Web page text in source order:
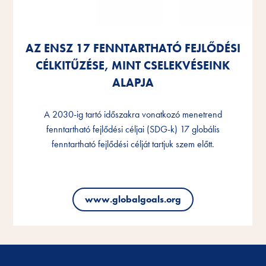
AZ ENSZ 17 FENNTARTHATÓ FEJLŐDÉSI
CÉLKITŰZÉSE, MINT CSELEKVÉSEINK
ALAPJA
A 2030-ig tartó időszakra vonatkozó menetrend
fenntartható fejlődési céljai (SDG-k) 17 globális
fenntartható fejlődési célját tartjuk szem előtt.
www.globalgoals.org
AZ ENSZ 17 FENNTARTHATÓ FEJLŐDÉSI
CÉLKITŰZÉSE, MINT CSELEKVÉSEINK
ALAPJA
A 2030-ig tartó időszakra vonatkozó menetrend
fenntartható fejlődési céljai (SDG-k) 17 globális
fenntartható fejlődési célját tartjuk szem előtt.
www.globalgoals.org
AZ ENSZ 17 FENNTARTHATÓ FEJLŐDÉSI
CÉLKITŰZÉSE, MINT CSELEKVÉSEINK
ALAPJA
A 2030-ig tartó időszakra vonatkozó menetrend
fenntartható fejlődési céljai (SDG-k) 17 globális
fenntartható fejlődési célját tartjuk szem előtt.
www.globalgoals.org